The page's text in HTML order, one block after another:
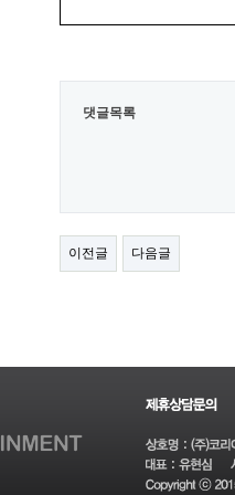
댓글목록
이전글 다음글